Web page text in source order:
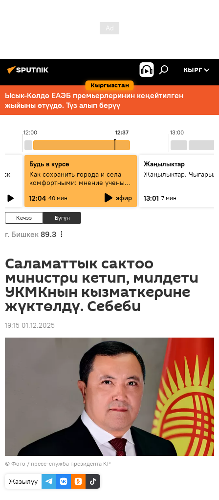
Кыргызстан
КЫРГ
Ысык-Көлдө ЕАЭБ премьерлеринин кеңейтилген
жыйыны өтүүдө. Түз алып берүү
12:00 13:00
12:37
Будь в курсе
Как сохранить города и села
комфортными: мнение ученых
12:04 40 мин эфир
Жаңылыктар
Жаңылыктар.
13:01 7 мин
Кечээ Бүгүн
г. Бишкек 89.3
Саламаттык сактоо
министри кетип, милдети
УКМКнын кызматкерине
жүктөлдү. Себеби
19:15 01.12.2025
© Фото / пресс-служба президента КР
Жазылуу